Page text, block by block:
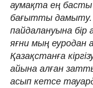
аумақта ең
бағытты дамыту.
пайдалануына бір
яғни мың еуродан
Қазақстанға
айына алған
асып кетсе